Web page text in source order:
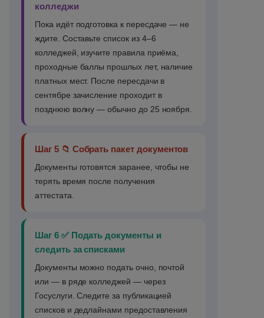
колледжи
Пока идёт подготовка к пересдаче — не
ждите. Составьте список из 4–6
колледжей, изучите правила приёма,
проходные баллы прошлых лет, наличие
платных мест. После пересдачи в
сентябре зачисление проходит в
позднюю волну — обычно до 25 ноября.
Шаг 5 📁 Собрать пакет документов
Документы готовятся заранее, чтобы не
терять время после получения
аттестата.
Шаг 6 ✅ Подать документы и
следить за списками
Документы можно подать очно, почтой
или — в ряде колледжей — через
Госуслуги. Следите за публикацией
списков и дедлайнами предоставления